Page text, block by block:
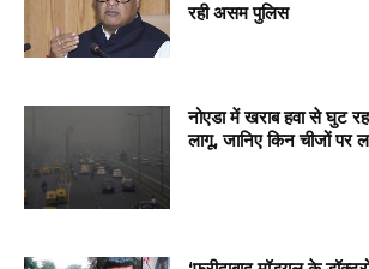
रही असम पुलिस
नोएडा में खराब हवा से घुट
लागू, जानिए किन चीजों पर